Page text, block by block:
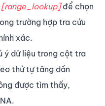
[range_lookup]để chọn
trường hợp tra cứu
xác.
ý dữ liệu trong cột tra
thứ tự tăng dần
được tìm thấy,